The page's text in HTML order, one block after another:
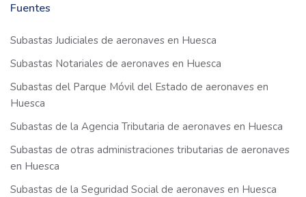
Fuentes
Subastas Judiciales de aeronaves en Huesca
Subastas Notariales de aeronaves en Huesca
Subastas del Parque Móvil del Estado de aeronaves en
Huesca
Subastas de la Agencia Tributaria de aeronaves en Huesca
Subastas de otras administraciones tributarias de aeronaves
en Huesca
Subastas de la Seguridad Social de aeronaves en Huesca